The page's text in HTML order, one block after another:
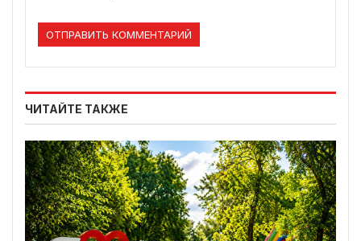
ЧИТАЙТЕ ТАКЖЕ